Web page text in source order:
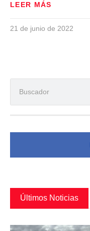
LEER MÁS
21 de junio de 2022
Últimos Noticias